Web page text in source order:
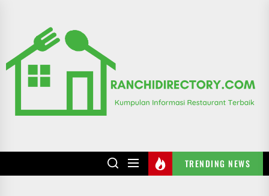
content
TRENDING NEWS